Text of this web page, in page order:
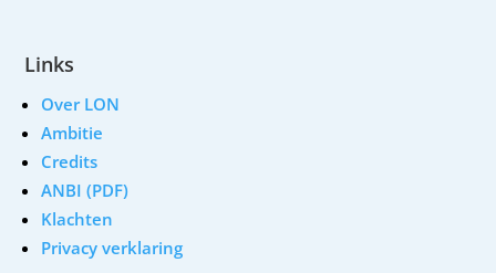
Links
Over LON
Ambitie
Credits
ANBI (PDF)
Klachten
Privacy verklaring